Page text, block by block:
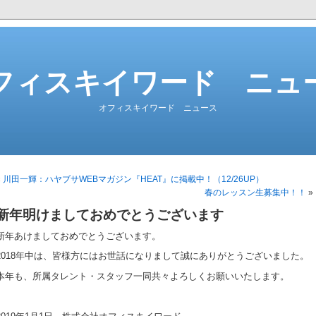
ィスキイワード ニュ
オフィスキイワード ニュース
川田一輝：ハヤブサWEBマガジン『HEAT』に掲載中！（12/26UP）
春のレッスン生募集中！！ »
年明けましておめでとうございます
年あけましておめでとうございます。
年中は、皆様方にはお世話になりまして誠にありがとうございました。
年も、所属タレント・スタッフ一同共々よろしくお願いいたします。